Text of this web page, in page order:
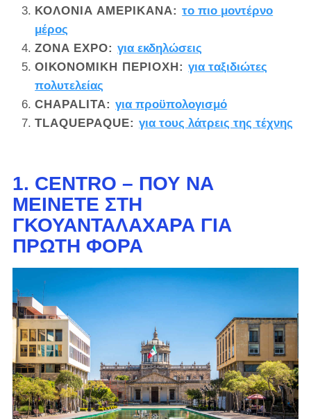
ΚΟΛΌΝΙΑ ΑΜΕΡΙΚΆΝΑ:το πιο μοντέρνο
μέρος
ZONA EXPO:για εκδηλώσεις
ΟΙΚΟΝΟΜΙΚΉ ΠΕΡΙΟΧΉ:για ταξιδιώτες
πολυτελείας
CHAPALITA:για προϋπολογισμό
TLAQUEPAQUE:για τους λάτρεις της τέχνης
1. CENTRO – ΠΟΎ ΝΑ
ΜΕΊΝΕΤΕ ΣΤΗ
ΓΚΟΥΑΝΤΑΛΑΧΆΡΑ ΓΙΑ
ΠΡΏΤΗ ΦΟΡΆ